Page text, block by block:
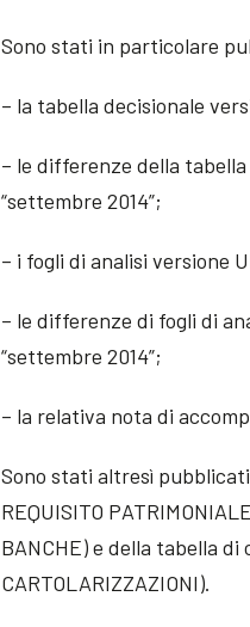
Sono stati in particolare
– la tabella decisionale
– le differenze della
“settembre 2014”;
– i fogli di analisi versione
– le differenze di fogli di
“settembre 2014”;
– la relativa nota di
Sono stati altresì pubblicati
REQUISITO
BANCHE) e della tabella di
CARTOLARIZZAZIONI).